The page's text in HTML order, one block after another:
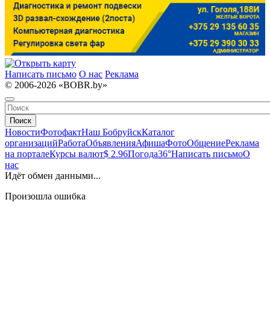
Написать письмо О нас Реклама
© 2006-2026 «BOBR.by»
Поиск
НовостиФотофактНаш БобруйскКаталог
организацийРаботаОбъявленияАфишаФотоОбщениеРеклама
на порталеКурсы валют$ 2.96Погода36°Написать письмоО
нас
Идёт обмен данными...
Произошла ошибка